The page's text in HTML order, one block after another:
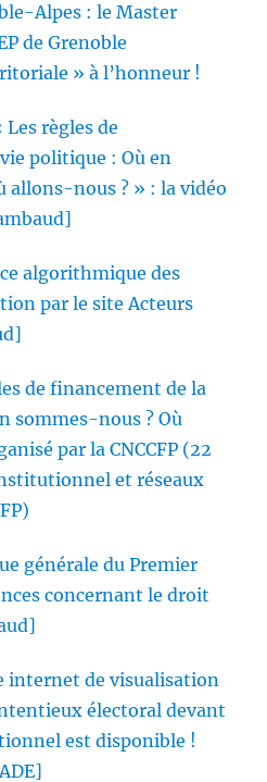
Alpes : le Master
de Grenoble
» à l’honneur !
Les règles de
politique : Où en
allons-nous ? » : la vidéo
algorithmique des
par le site Acteurs
de financement de la
sommes-nous ? Où
par la CNCCFP (22
et réseaux
générale du Premier
concernant le droit
internet de visualisation
électoral devant
est disponible !